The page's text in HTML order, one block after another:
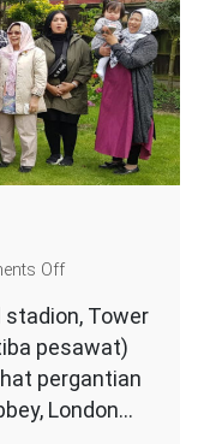
Offon
Wisata
stadion, Tower
pesawat)
pergantian
London…